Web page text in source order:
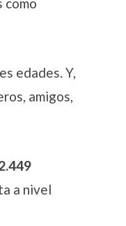
edades. Y,
amigos,
a nivel